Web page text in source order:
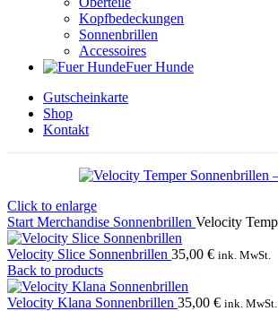
Kopfbedeckungen
Sonnenbrillen
Accessoires
Fuer Hunde
Gutscheinkarte
Shop
Kontakt
Click to enlarge
Start Merchandise Sonnenbrillen Velocity
Velocity Slice Sonnenbrillen 35,00 € ink. MwSt.
Back to products
Velocity Klana Sonnenbrillen 35,00 € ink. MwSt.